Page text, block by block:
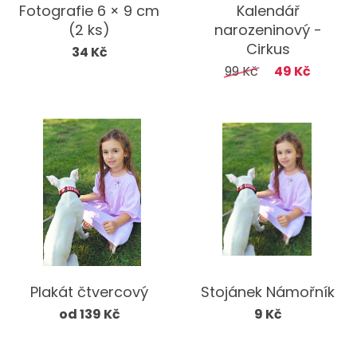
Fotografie 6 × 9 cm
(2 ks)
34 Kč
Kalendář
narozeninový -
Cirkus
99 Kč 49 Kč
Plakát čtvercový
od 139 Kč
Stojánek Námořník
9 Kč